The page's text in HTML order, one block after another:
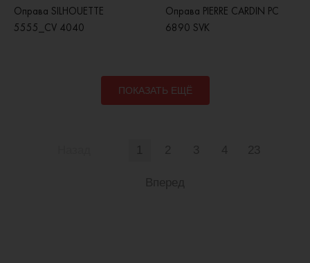
Оправа SILHOUETTE
5555_CV 4040
Оправа PIERRE CARDIN PC
6890 SVK
ПОКАЗАТЬ ЕЩЁ